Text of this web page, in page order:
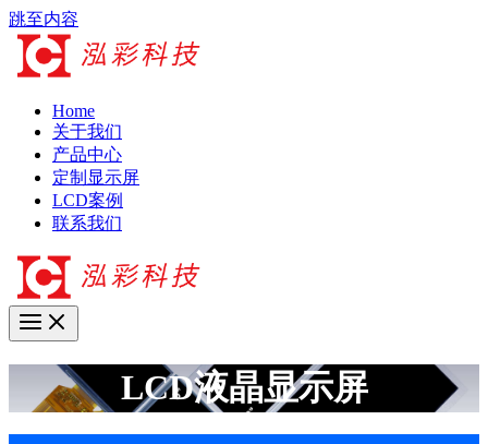
跳至内容
Home
关于我们
产品中心
定制显示屏
LCD案例
联系我们
LCD液晶显示屏